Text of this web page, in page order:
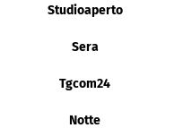
Studioaperto
Sera
Tgcom24
Notte